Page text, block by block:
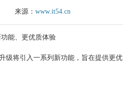
来源： www.it54.cn
级将引入一系列新功能，旨在提供更优